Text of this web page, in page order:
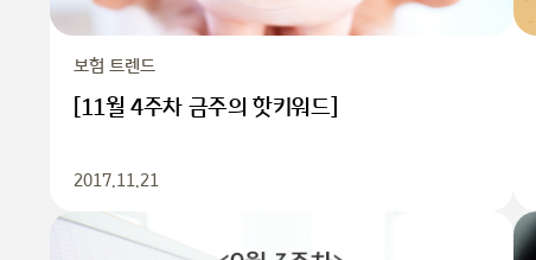
보험 트렌드
[11월 4주차 금주의 핫키워드]
2017.11.21